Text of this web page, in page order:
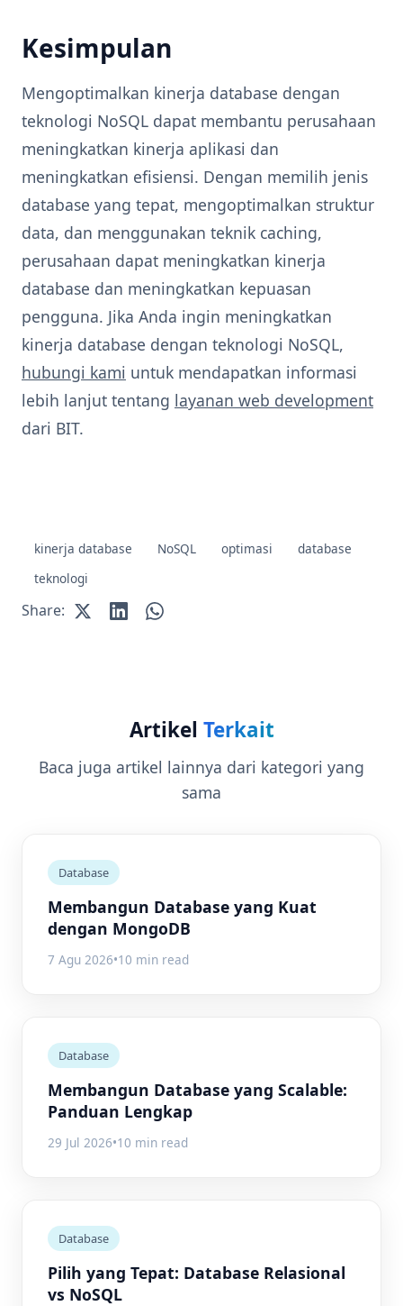
Kesimpulan
Mengoptimalkan kinerja database dengan
teknologi NoSQL dapat membantu perusahaan
meningkatkan kinerja aplikasi dan
meningkatkan efisiensi. Dengan memilih jenis
database yang tepat, mengoptimalkan struktur
data, dan menggunakan teknik caching,
perusahaan dapat meningkatkan kinerja
database dan meningkatkan kepuasan
pengguna. Jika Anda ingin meningkatkan
kinerja database dengan teknologi NoSQL,
hubungi kami untuk mendapatkan informasi
lebih lanjut tentang layanan web development
dari BIT.
kinerja database NoSQL optimasi
database
teknologi
Share:
Artikel Terkait
Baca juga artikel lainnya dari kategori yang
sama
Database
Membangun Database yang Kuat
dengan MongoDB
7 Agu 2026•10 min read
Database
Membangun Database yang Scalable:
Panduan Lengkap
29 Jul 2026•10 min read
Database
Pilih yang Tepat: Database Relasional
vs NoSQL